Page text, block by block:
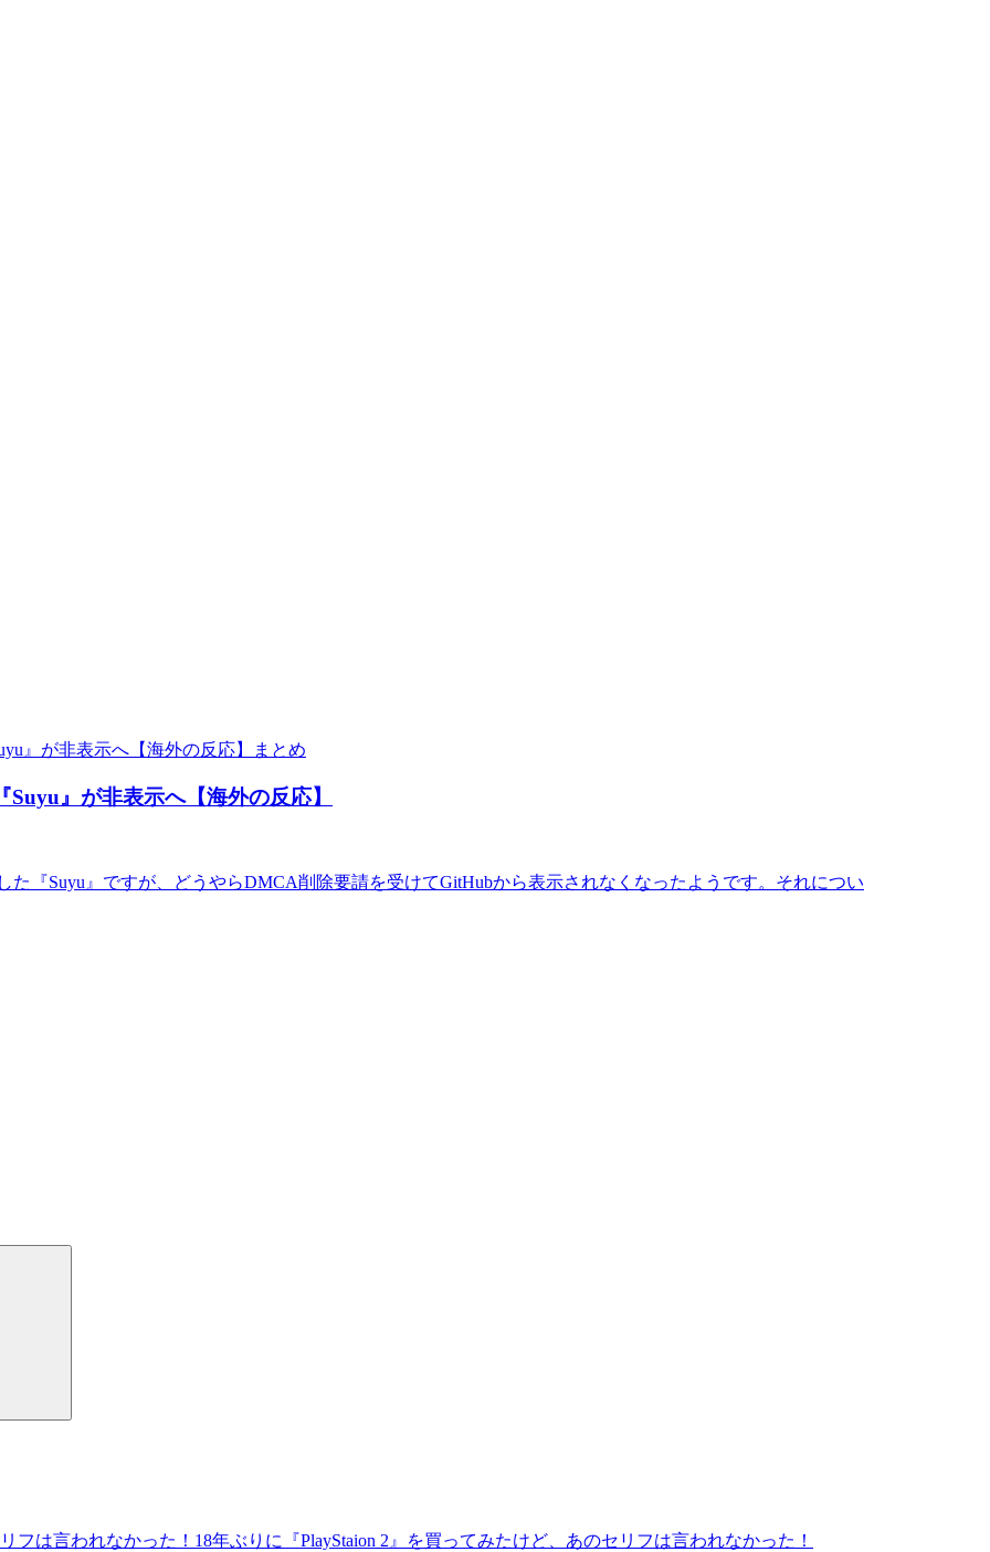
まとめ
』が非表示へ【海外の反応】
た『Suyu』ですが、どうやらDMCA削除要請を受けてGitHubから表示されなくなったようです。それについ
18年ぶりに『PlayStaion 2』を買ってみたけど、あのセリフは言われなかった！